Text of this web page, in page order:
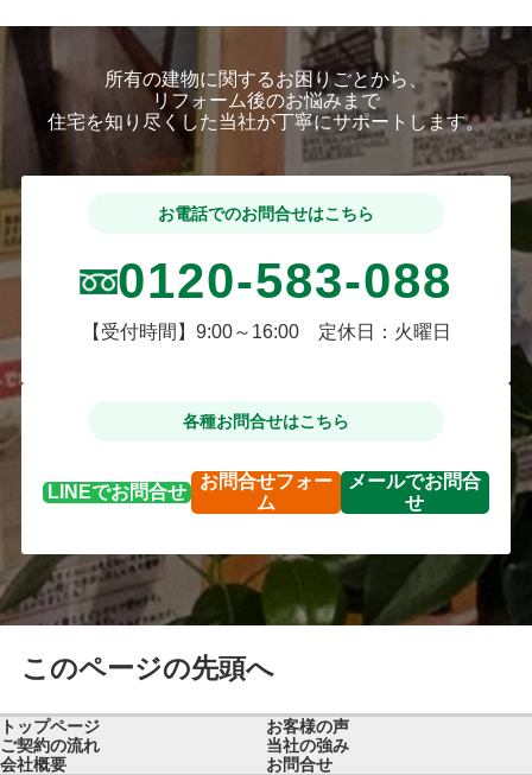
所有の建物に関するお困りごとから、
リフォーム後のお悩みまで
住宅を知り尽くした当社が丁寧にサポートします。
お電話でのお問合せはこちら
0120-583-088
【受付時間】9:00～16:00 定休日：火曜日
各種お問合せはこちら
LINEでお問合せ
お問合せフォー
ム
メールでお問合
せ
このページの先頭へ
トップページ
お客様の声
ご契約の流れ
当社の強み
会社概要
お問合せ